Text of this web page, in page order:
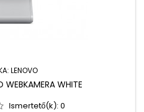
LENOVO
WEBKAMERA WHITE
Ismertető(k): 0